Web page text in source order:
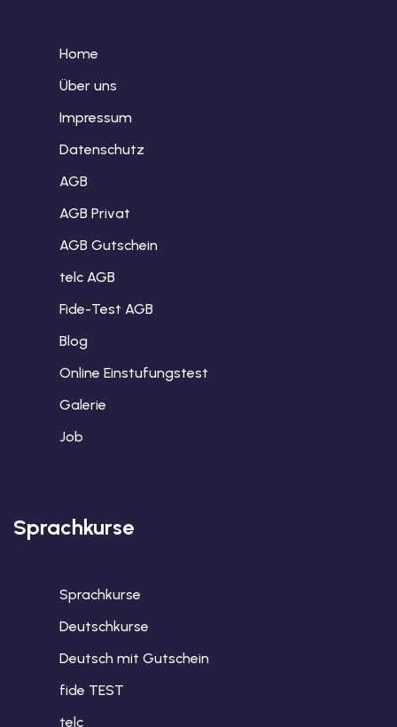
Home
Über uns
Impressum
Datenschutz
AGB
AGB Privat
AGB Gutschein
telc AGB
Fide-Test AGB
Blog
Online Einstufungstest
Galerie
Job
Sprachkurse
Sprachkurse
Deutschkurse
Deutsch mit Gutschein
fide TEST
telc